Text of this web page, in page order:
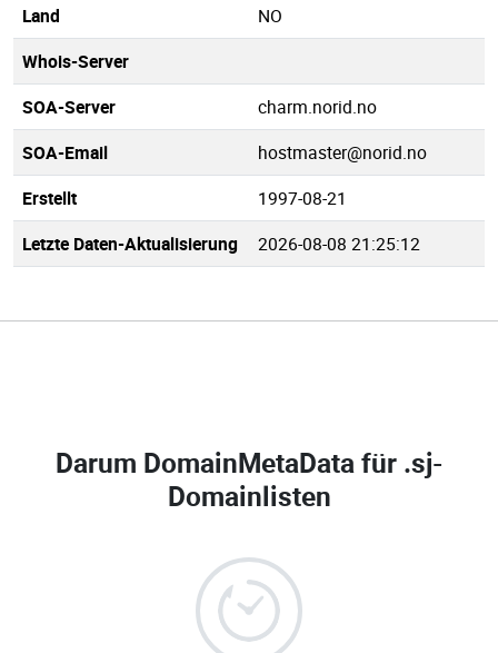
Land
NO
Whois-Server
SOA-Server
charm.norid.no
SOA-Email
hostmaster@norid.no
Erstellt
1997-08-21
Letzte Daten-Aktualisierung
2026-08-08 21:25:12
Darum DomainMetaData für .sj-
Domainlisten